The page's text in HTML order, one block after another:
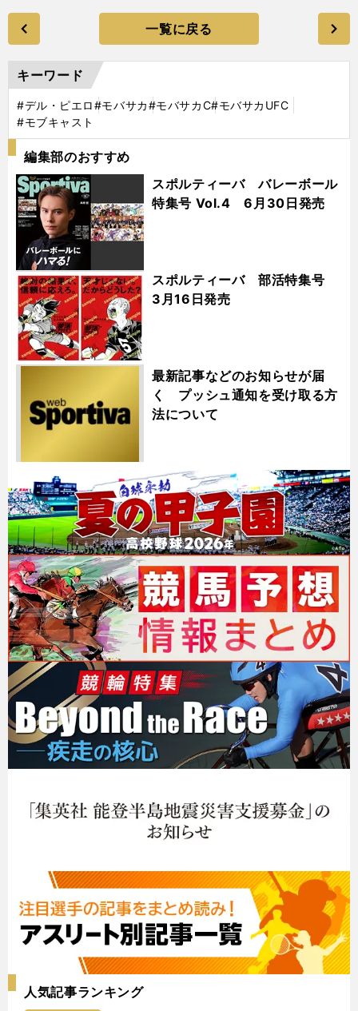
一覧に戻る
キーワード
#デル・ピエロ#モバサカ#モバサカC#モバサカUFC
#モブキャスト
編集部のおすすめ
スポルティーバ バレーボール
特集号 Vol.4 6月30日発売
スポルティーバ 部活特集号
3月16日発売
最新記事などのお知らせが届
く プッシュ通知を受け取る方
法について
人気記事ランキング